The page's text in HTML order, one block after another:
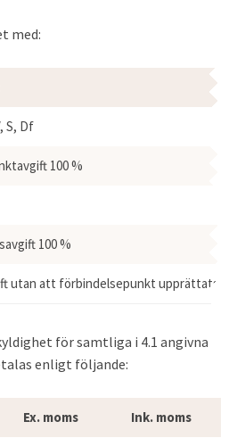
med:
fastighet med:
S, Df
100 %
100 %
utan att förbindelsepunkt upprättats
för samtliga i 4.1 angivna
enligt följande:
Ex. moms Ink. moms